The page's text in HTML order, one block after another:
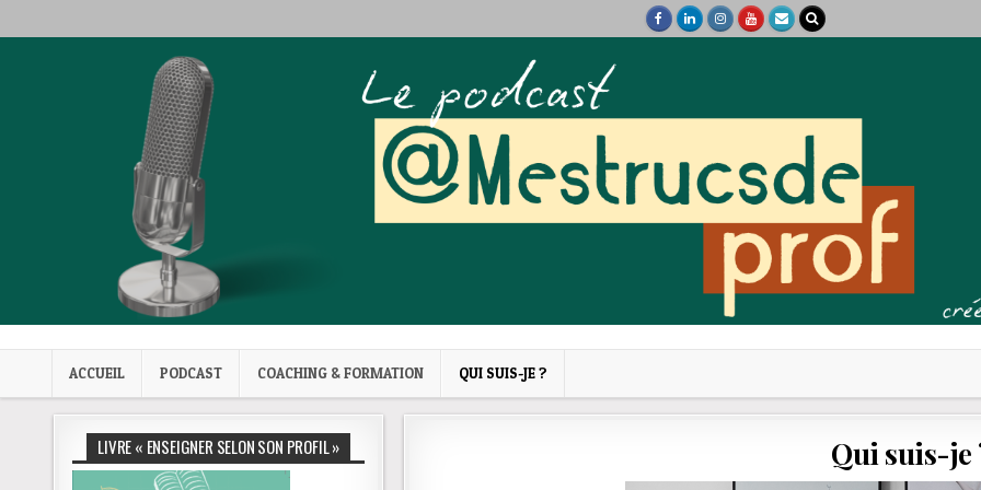
Mes trucs de prof
ACCUEIL PODCAST COACHING & FORMATION QUI SUIS-JE ?
Qui suis-je
LIVRE « ENSEIGNER SELON SON PROFIL »